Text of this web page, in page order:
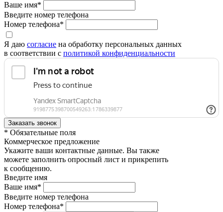
Ваше имя*
Введите номер телефона
Номер телефона*
Я даю согласие на обработку персональных данных
в соответствии с политикой конфиденциальности
* Обязательные поля
Коммерческое предложение
Укажите ваши контактные данные. Вы также
можете заполнить опросный лист и прикрепить
к сообщению.
Введите имя
Ваше имя*
Введите номер телефона
Номер телефона*